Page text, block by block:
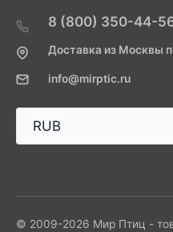
8 (800) 350-44-
Доставка из Москвы
info@mirptic.ru
© 2009-2026 Мир Птиц -